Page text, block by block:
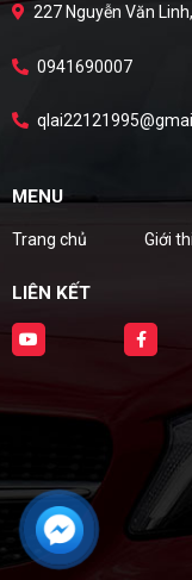
227 Nguyễn Văn
0941690007
MENU
Trang chủ Giới
LIÊN KẾT